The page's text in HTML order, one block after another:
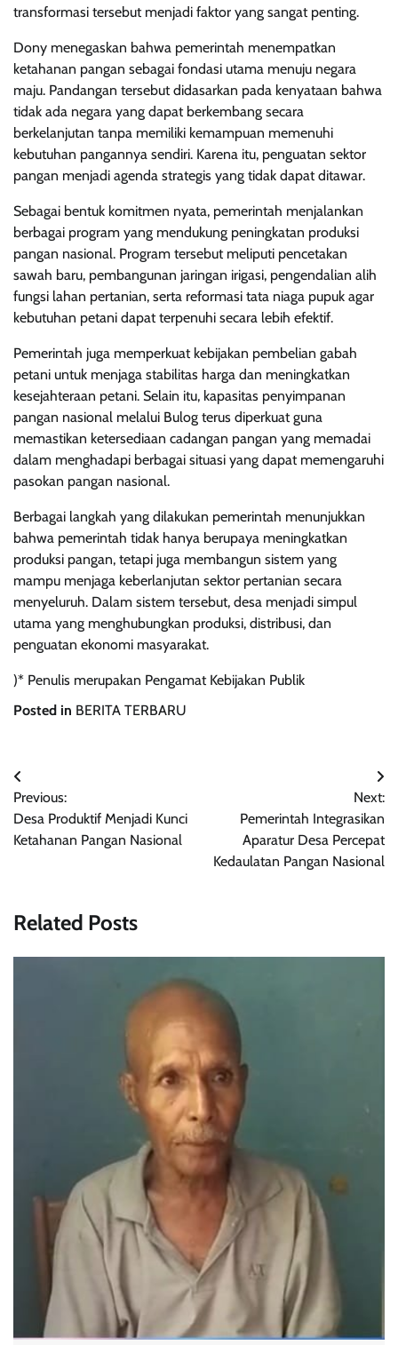
transformasi tersebut menjadi faktor yang sangat penting.
Dony menegaskan bahwa pemerintah menempatkan
ketahanan pangan sebagai fondasi utama menuju negara
maju. Pandangan tersebut didasarkan pada kenyataan bahwa
tidak ada negara yang dapat berkembang secara
berkelanjutan tanpa memiliki kemampuan memenuhi
kebutuhan pangannya sendiri. Karena itu, penguatan sektor
pangan menjadi agenda strategis yang tidak dapat ditawar.
Sebagai bentuk komitmen nyata, pemerintah menjalankan
berbagai program yang mendukung peningkatan produksi
pangan nasional. Program tersebut meliputi pencetakan
sawah baru, pembangunan jaringan irigasi, pengendalian alih
fungsi lahan pertanian, serta reformasi tata niaga pupuk agar
kebutuhan petani dapat terpenuhi secara lebih efektif.
Pemerintah juga memperkuat kebijakan pembelian gabah
petani untuk menjaga stabilitas harga dan meningkatkan
kesejahteraan petani. Selain itu, kapasitas penyimpanan
pangan nasional melalui Bulog terus diperkuat guna
memastikan ketersediaan cadangan pangan yang memadai
dalam menghadapi berbagai situasi yang dapat memengaruhi
pasokan pangan nasional.
Berbagai langkah yang dilakukan pemerintah menunjukkan
bahwa pemerintah tidak hanya berupaya meningkatkan
produksi pangan, tetapi juga membangun sistem yang
mampu menjaga keberlanjutan sektor pertanian secara
menyeluruh. Dalam sistem tersebut, desa menjadi simpul
utama yang menghubungkan produksi, distribusi, dan
penguatan ekonomi masyarakat.
)* Penulis merupakan Pengamat Kebijakan Publik
Posted in BERITA TERBARU
Navigasi
pos
Previous:
Desa Produktif Menjadi Kunci
Ketahanan Pangan Nasional
Next:
Pemerintah Integrasikan
Aparatur Desa Percepat
Kedaulatan Pangan Nasional
Related Posts